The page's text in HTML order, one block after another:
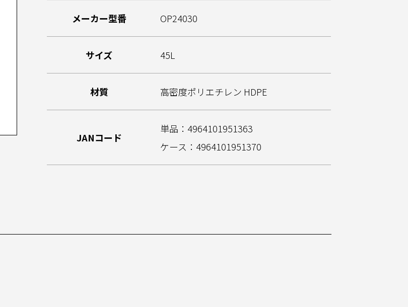
メーカー型番 OP24030
サイズ 45L
材質 高密度ポリエチレン HDPE
JANコード
単品：4964101951363
ケース：4964101951370